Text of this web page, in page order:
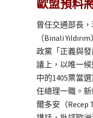
歐盟預料
曾任交通部長
（Binali
政黨「正義與
議上，以唯一
中的1405票當
任總理一職。
爾多安（Recep